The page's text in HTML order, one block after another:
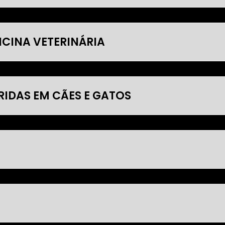
VETERINÁRIA
EM CÃES E GATOS